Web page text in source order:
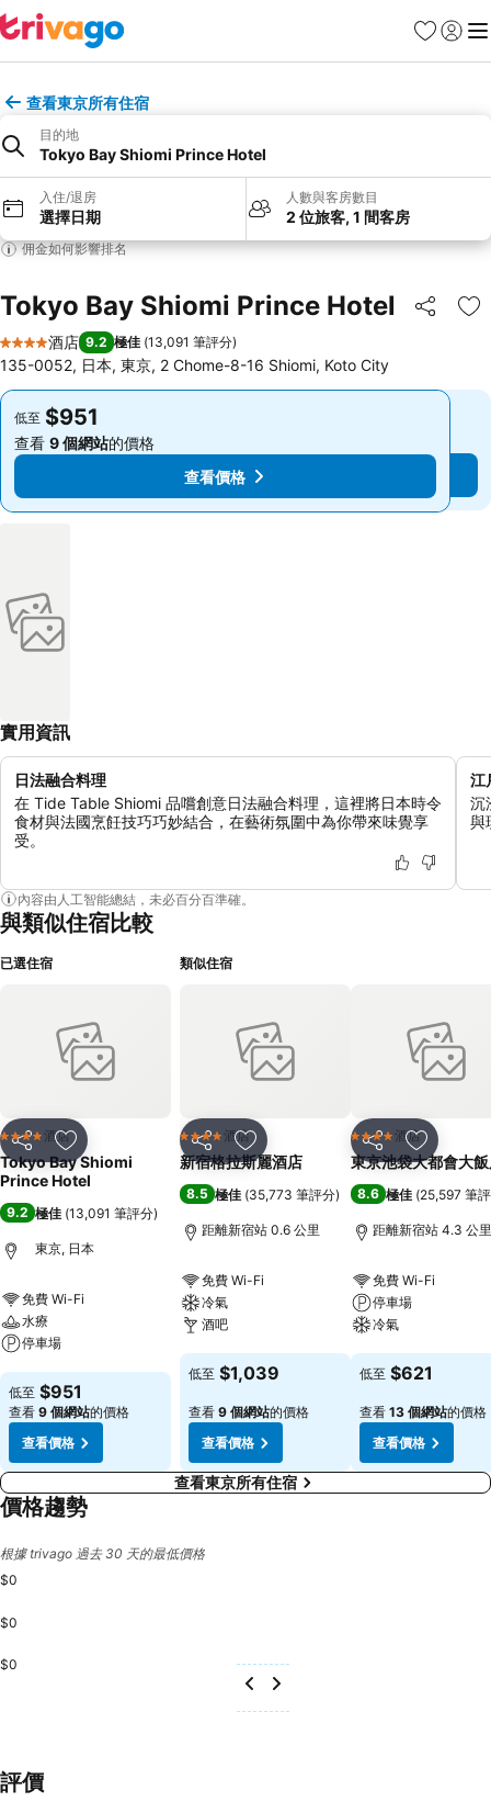
收藏夾
登入 選
查看東京所有住宿
目的地
Tokyo Bay Shiomi Prince Hotel
入住/退房
選擇日期
人數與客房數目
2 位旅客, 1 間客房
佣金如何影響排名
Tokyo Bay Shiomi Prince Hotel 分享
放
4 星級
酒店 9.2 極佳 (13,091 筆評分)
135-0052, 日本, 東京, 2 Chome-8-16 Shiomi, Koto City
低至 $951
查看 9 個網站的價格
查看價格
低至 $951
查看 9 個網站的價格
查看價格
實用資訊
日法融合料理
在 Tide Table Shiomi 品嚐創意日法融合料理，這裡將日本時令
食材與法國烹飪技巧巧妙結合，在藝術氛圍中為你帶來味覺享
受。
江
沉
與
內容由人工智能總結，未必百分百準確。
與類似住宿比較
已選住宿
分享 放到收藏夾
4 星級 酒店
Tokyo Bay Shiomi
Prince Hotel
9.2 極佳 (13,091 筆評分)
東京, 日本
免費 Wi-Fi
水療
停車場
查看價格
低至 $951
查看 9 個網站的價格
查看價格
類似住宿
分享 放到收藏夾
4 星級 酒店
新宿格拉斯麗酒店
8.5 極佳 (35,773 筆評分)
距離新宿站 0.6 公里
免費 Wi-Fi
冷氣
酒吧
查看價格
低至 $1,039
查看 9 個網站的價格
查看價格
分享 放到收藏
4 星級 酒店
東京池袋大都會大
8.6 極佳 (25,597 筆
距離新宿站 4.3 公里
免費 Wi-Fi
停車場
冷氣
查看價格
低至 $621
查看 13 個網站的價格
查看價格
查看東京所有住宿
價格趨勢
根據 trivago 過去 30 天的最低價格
$0
$0
$0
評價